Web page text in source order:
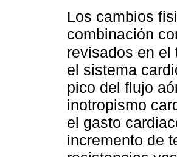
Los cambios
combinación
revisados en el
el sistema
pico del flujo
inotropismo
el gasto
incremento de